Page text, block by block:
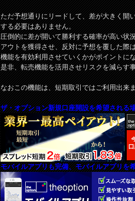
ただ予想通りにリードして、差が大きく開
する必要はありません。
圧倒的に差が開いて勝利する確率が高い状
アウトを獲得させ、反対に予想を覆した際
機能を有効利用させていくかがポイントに
是非、転売機能を活用させリスクを減らす
なおこの機能は、短期取引ではご利用出来
ザ・オプション新規口座開設を希望される
モバイルアプリも完備、モバイルアプリを